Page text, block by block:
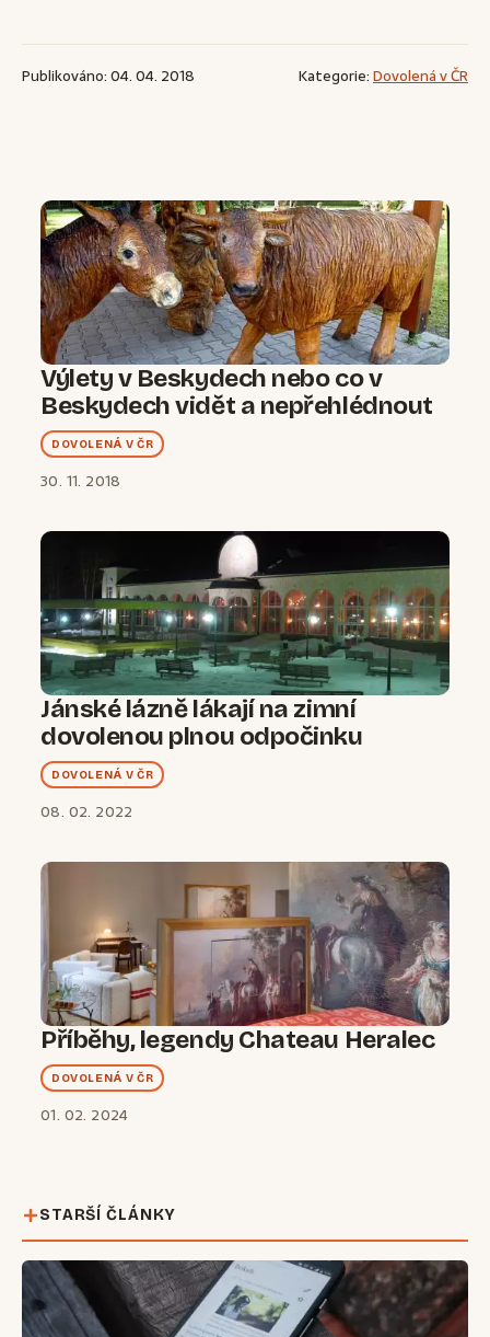
Publikováno: 04. 04. 2018 Kategorie:Dovolená v ČR
Výlety v Beskydech nebo co v
Beskydech vidět a nepřehlédnout
DOVOLENÁ V ČR
30. 11. 2018
Jánské lázně lákají na zimní
dovolenou plnou odpočinku
DOVOLENÁ V ČR
08. 02. 2022
Příběhy, legendy Chateau Heralec
DOVOLENÁ V ČR
01. 02. 2024
STARŠÍ ČLÁNKY